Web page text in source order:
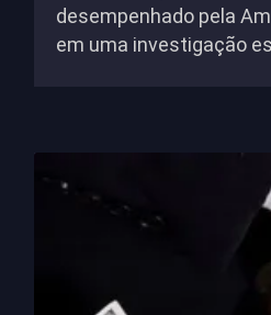
desempenhado pela
em uma investigação